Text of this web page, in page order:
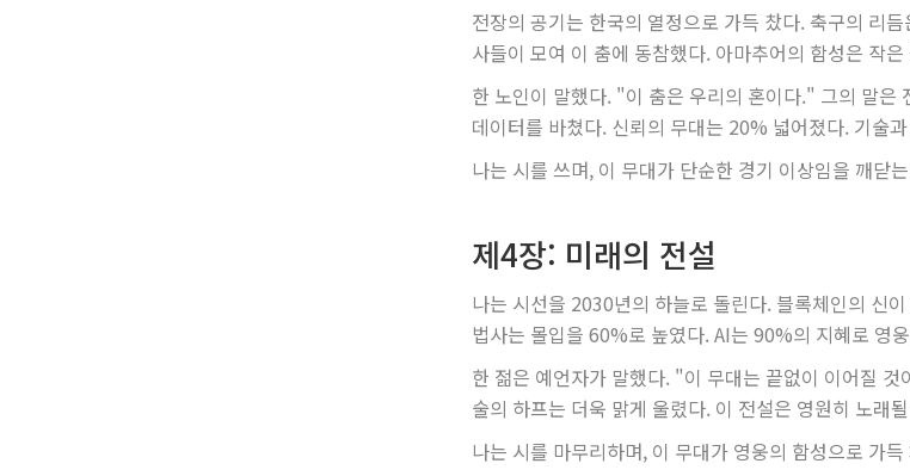
전장의 공기는 한국의 열정으로 가득 찼다. 축구의 리
사들이 모여 이 춤에 동참했다. 아마추어의 함성은 작
한 노인이 말했다. "이 춤은 우리의 혼이다." 그의 말은
데이터를 바쳤다. 신뢰의 무대는 20% 넓어졌다. 기술
나는 시를 쓰며, 이 무대가 단순한 경기 이상임을 깨닫
제4장: 미래의 전설
나는 시선을 2030년의 하늘로 돌린다. 블록체인의 신
법사는 몰입을 60%로 높였다. AI는 90%의 지혜로 영
한 젊은 예언자가 말했다. "이 무대는 끝없이 이어질
술의 하프는 더욱 맑게 울렸다. 이 전설은 영원히 노래
나는 시를 마무리하며, 이 무대가 영웅의 함성으로 가